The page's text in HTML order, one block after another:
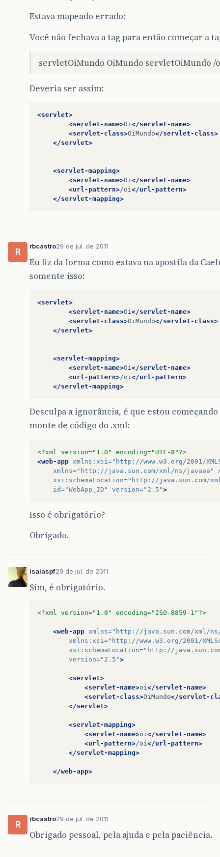
Estava mapeado errado:
Você não fechava a tag para então começar a
servletOiMundo OiMundo servletOiMundo /
Deveria ser assim:
<servlet>
<servlet-name>Oi </servlet-name>
<servlet-class>OiMundo</servlet-class>
</servlet>
<servlet-mapping>
<servlet-name>Oi </servlet-name>
<url-pattern>/oi </url-pattern>
</servlet-mapping>
R
rbcastro29 de jul. de 2011
Eu fiz da forma como estava na apostila da
somente isso:
<servlet>
<servlet-name>Oi</servlet-name>
<servlet-class>OiMundo</servlet-class>
</servlet>
<servlet-mapping>
<servlet-name>Oi</servlet-name>
<url-pattern>/oi</url-pattern>
</servlet-mapping>
Desculpa a ignorância, é que estou
monte de código do .xml:
<?xml version="1.0" encoding="UTF-8"?>
<web-app xmlns:xsi="http://www.w3.org/2001/
xmlns="http://java.sun.com/xml/ns/javaee"
xsi:schemaLocation="http://java.sun.com/
id="WebApp_ID" version="2.5">
Isso é obrigatório?
Obrigado.
isaiaspf29 de jul. de 2011
Sim, é obrigatório.
<?xml version="1.0" encoding="ISO-8859-1"?>
<web-app xmlns="http://java.sun.com/xml/
xmlns:xsi="http://www.w3.org/2001/
xsi:schemaLocation="http://
version="2.5">
<servlet>
<servlet-name>oi</servlet-name>
<servlet-class>OiMundo</servlet-
</servlet>
<servlet-mapping>
<servlet-name>oi</servlet-name>
<url-pattern>/oi</url-pattern>
</servlet-mapping>
</web-app>
R
rbcastro29 de jul. de 2011
Obrigado pessoal, pela ajuda e pela paciência.